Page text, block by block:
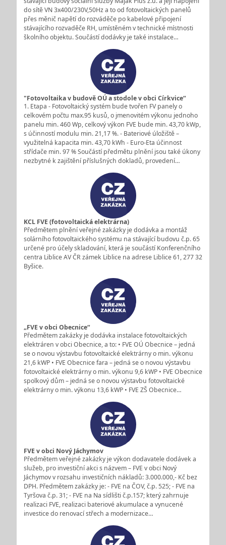
do sítě VN 3x400/230V,50Hz a to od fotovoltaických panelů
přes měnič napětí do rozváděče po kabelové připojení
stávajícího rozvaděče RH, umístěném v technické místnosti
školního objektu. Součástí dodávky je také instalace…
"Fotovoltaika v budově OÚ a stodole v obci Církvice“
1. Etapa - Fotovoltaický systém bude tvořen FV panely o
celkovém počtu max.95 kusů, o jmenovitém výkonu jednoho
panelu min. 460 Wp, celkový výkon FVE bude min. 43,70 kWp,
s účinností modulu min. 21,17 %. - Bateriové úložiště –
využitelná kapacita min. 43,70 kWh - Euro-Eta účinnost
střídače min. 97 % Součástí předmětu plnění jsou také úkony
nezbytné k zajištění příslušných dokladů, provedení…
KCL FVE (fotovoltaická elektrárna)
Předmětem plnění veřejné zakázky je dodávka a montáž
solárního fotovoltaického systému na stávající budovu č.p. 65
určené pro účely skladování, která je součástí Konferenčního
centra Liblice AV ČR zámek Liblice na adrese Liblice 61, 277 32
Byšice.
„FVE v obci Obecnice“
Předmětem zakázky je dodávka instalace fotovoltaických
elektráren v obci Obecnice, a to: • FVE OÚ Obecnice – jedná
se o novou výstavbu fotovoltaické elektrárny o min. výkonu
21,6 kWP • FVE Obecnice fara – jedná se o novou výstavbu
fotovoltaické elektrárny o min. výkonu 9,6 kWP • FVE Obecnice
spolkový dům – jedná se o novou výstavbu fotovoltaické
elektrárny o min. výkonu 13,6 kWP • FVE ZŠ Obecnice…
FVE v obci Nový Jáchymov
Předmětem veřejné zakázky je výkon dodavatele dodávek a
služeb, pro investiční akci s názvem – FVE v obci Nový
Jáchymov v rozsahu investičních nákladů: 3.000.000,- Kč bez
DPH. Předmětem zakázky je: - FVE na ČOV, č.p. 525; - FVE na
Tyršova č.p. 31; - FVE na Na sídlišti č.p.157; který zahrnuje
realizaci FVE, realizaci bateriové akumulace a vynucené
investice do renovací střech a modernizace…